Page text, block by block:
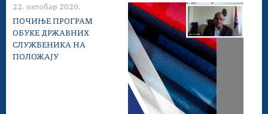
22. октобар 2020.
ПОЧИЊЕ ПРОГРАМ
ОБУКЕ ДРЖАВНИХ
СЛУЖБЕНИКА НА
ПОЛОЖАЈУ